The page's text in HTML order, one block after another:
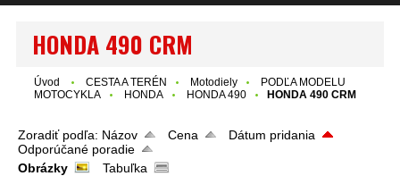
HONDA 490 CRM
Úvod CESTA A TERÉN Motodiely
PODĽA MODELU
MOTOCYKLA
HONDA HONDA 490 HONDA 490 CRM
Zoradiť podľa: Názov Cena
Dátum pridania
Odporúčané poradie
Obrázky
Tabuľka